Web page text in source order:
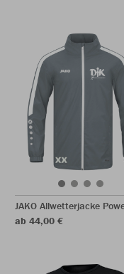
JAKO Allwetterjacke
ab 44,00 €